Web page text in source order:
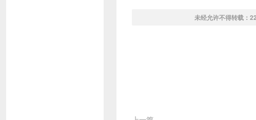
未经允许不得转载：